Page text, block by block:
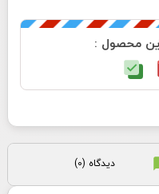
محصول :
دیدگاه (0)